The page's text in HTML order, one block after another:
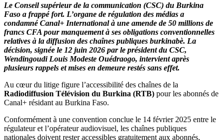
Le Conseil supérieur de la communication (CSC) du Burkina
Faso a frappé fort. L’organe de régulation des médias a
condamné Canal+ International à une amende de 50 millions de
francs CFA pour manquement à ses obligations conventionnelles
relatives à la diffusion des chaînes publiques burkinabè. La
décision, signée le 12 juin 2026 par le président du CSC,
Wendingoudi Louis Modeste Ouédraogo, intervient après
plusieurs rappels et mises en demeure restés sans effet.
Au cœur du litige figure l’accessibilité des chaînes de la
Radiodiffusion Télévision du Burkina (RTB) pour les abonnés de
Canal+ résidant au Burkina Faso.
Conformément à une convention conclue le 14 février 2025 entre le
régulateur et l’opérateur audiovisuel, les chaînes publiques
nationales doivent rester accessibles gratuitement aux abonnés,